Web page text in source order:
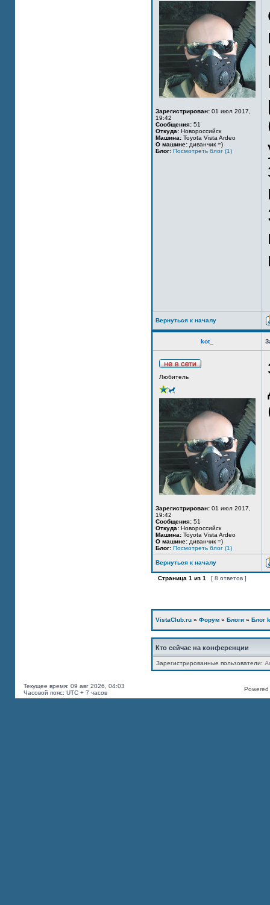
Зарегистрирован: 01 июл 2017,
19:42
Сообщения: 51
Откуда: Новороссийск
Машина: Toyota Vista Ardeo
О машине: диванчик =)
Блог: Посмотреть блог (1)
Вернуться к началу
kot_
Любитель
Зарегистрирован: 01 июл 2017,
19:42
Сообщения: 51
Откуда: Новороссийск
Машина: Toyota Vista Ardeo
О машине: диванчик =)
Блог: Посмотреть блог (1)
Вернуться к началу
Страница 1 из 1 [ 8 ответов ]
VistaClub.ru » Форум » Блоги » Блог
Кто сейчас на конференции
Зарегистрированные пользователи:
Текущее время: 09 авг 2026, 04:03
Часовой пояс: UTC + 7 часов